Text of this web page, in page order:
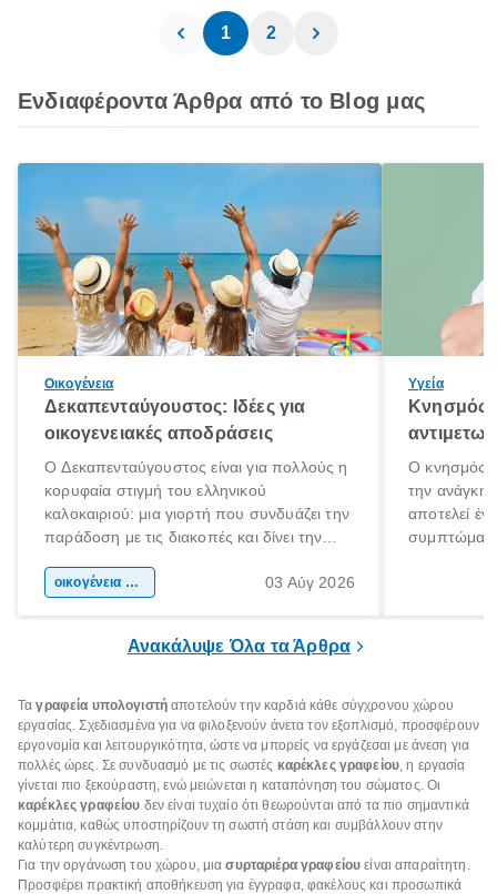
1 2
Ενδιαφέροντα Άρθρα από το Blog μας
Οικογένεια
Δεκαπενταύγουστος: Ιδέες για
οικογενειακές αποδράσεις
Ο Δεκαπενταύγουστος είναι για πολλούς η
κορυφαία στιγμή του ελληνικού
καλοκαιριού: μια γιορτή που συνδυάζει την
παράδοση με τις διακοπές και δίνει την
χώρας. Είτε πρόκειται για λίγες μέρες
οικογένεια & παιδί 03 Αύγ 2026
Υγεία
Κνησμός:
Ο κνησμός
την ανάγκη
αποτελεί
Ανακάλυψε Όλα τα Άρθρα
Ταγραφεία υπολογιστήαποτελούν την καρδιά κάθε σύγχρονου χώρου
εργασίας. Σχεδιασμένα για να φιλοξενούν άνετα τον εξοπλισμό, προσφέρουν
εργονομία και λειτουργικότητα, ώστε να μπορείς να εργάζεσαι με άνεση για
πολλές ώρες. Σε συνδυασμό με τις σωστές καρέκλες γραφείου, η εργασία
γίνεται πιο ξεκούραστη, ενώ μειώνεται η καταπόνηση του σώματος. Οι
καρέκλες γραφείου δεν είναι τυχαίο ότι θεωρούνται από τα πιο σημαντικά
κομμάτια, καθώς υποστηρίζουν τη σωστή στάση και συμβάλλουν στην
καλύτερη συγκέντρωση.
Για την οργάνωση του χώρου, μιασυρταριέρα γραφείου είναι απαραίτητη.
Προσφέρει πρακτική αποθήκευση για έγγραφα, φακέλους και προσωπικά